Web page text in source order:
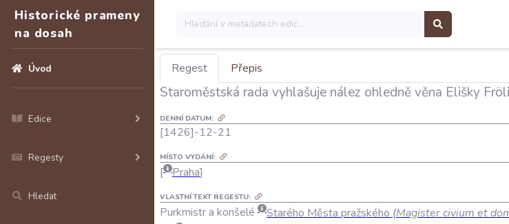
Historické prameny
na dosah
Úvod
Edice
Regesty
Hledat
Regest Přepis
Staroměstská rada vyhlašuje nález ohledně věna Elišky
DENNÍ DATUM:
[1426]-12-21
MÍSTO VYDÁNÍ:
Praha
VLASTNÍ TEXT REGESTU:
Purkmistra konšelé Starého Města pražského (Magistercivium et